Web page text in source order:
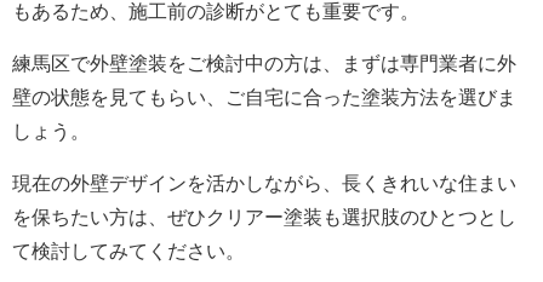
もあるため、施工前の診断がとても重要です。
練馬区で外壁塗装をご検討中の方は、まずは専門業者に外
壁の状態を見てもらい、ご自宅に合った塗装方法を選びま
しょう。
現在の外壁デザインを活かしながら、長くきれいな住まい
を保ちたい方は、ぜひクリアー塗装も選択肢のひとつとし
て検討してみてください。